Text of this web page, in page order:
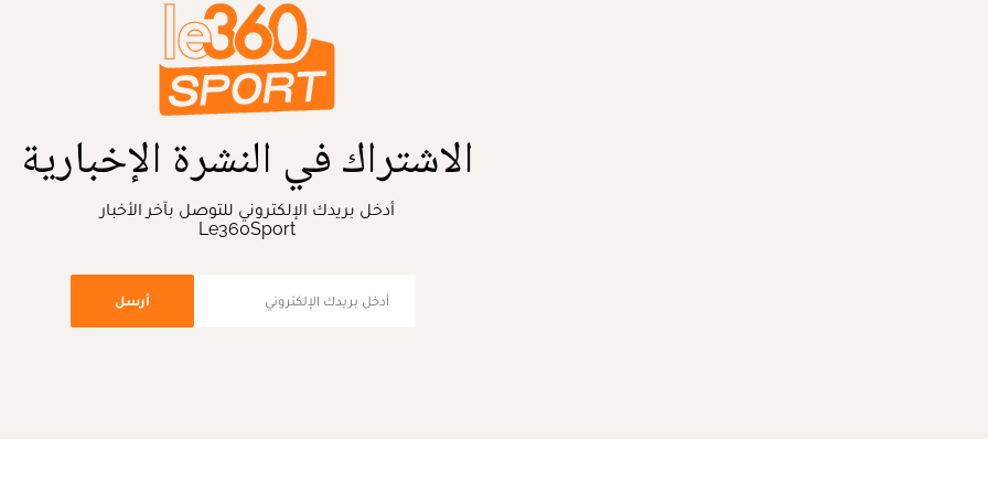
الاشتراك في النشرة الإخبارية
أدخل بريدك الإلكتروني للتوصل بآخر الأخبار
Le360Sport
أرسل